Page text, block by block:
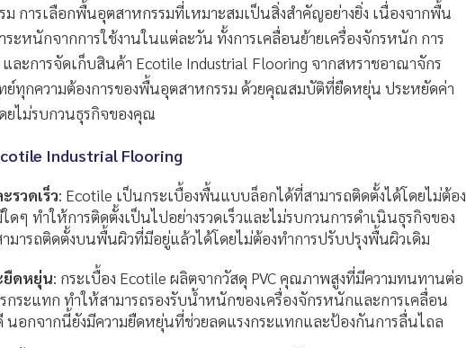
ม การเลือกพื้นอุตสาหกรรมที่เหมาะสมเป็นสิ่งสำคัญอย่างยิ่ง เนื่องจากพื้น
ะหนักจากการใช้งานในแต่ละวัน ทั้งการเคลื่อนย้ายเครื่องจักรหนัก การ
ละการจัดเก็บสินค้า Ecotile Industrial Flooring จากสหราชอาณาจักร
ทุกความต้องการของพื้นอุตสาหกรรม ด้วยคุณสมบัติที่ยืดหยุ่น ประหยัดค่า
ยไม่รบกวนธุรกิจของคุณ
Industrial Flooring
รวดเร็ว: Ecotile เป็นกระเบื้องพื้นแบบล็อกได้ที่สามารถติดตั้งได้โดยไม่ต้อง
ดๆ ทำให้การติดตั้งเป็นไปอย่างรวดเร็วและไม่รบกวนการดำเนินธุรกิจของ
ารถติดตั้งบนพื้นผิวที่มีอยู่แล้วได้โดยไม่ต้องทำการปรับปรุงพื้นผิวเดิม
ดหยุ่น: กระเบื้อง Ecotile ผลิตจากวัสดุ PVC คุณภาพสูงที่มีความทนทานต่อ
กระแทก ทำให้สามารถรองรับน้ำหนักของเครื่องจักรหนักและการเคลื่อน
นอกจากนี้ยังมีความยืดหยุ่นที่ช่วยลดแรงกระแทกและป้องกันการลื่นไถล